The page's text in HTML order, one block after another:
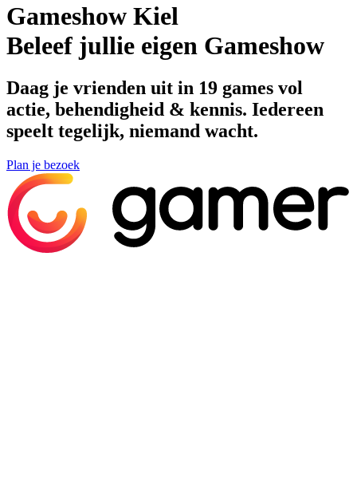
Gameshow Kiel
Beleef jullie eigen Gameshow
Daag je vrienden uit in 19 games vol
actie, behendigheid & kennis. Iedereen
speelt tegelijk, niemand wacht.
Plan je bezoek